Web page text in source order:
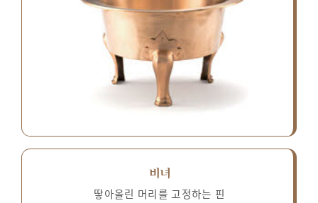
비녀
땋아올린 머리를 고정하는 핀